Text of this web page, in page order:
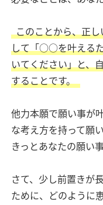
このことから、正
して「○○を叶える
いてください」と、
することです。
他力本願で願い事が
な考え方を持って願
きっとあなたの願い
さて、少し前置きが
ために、どのように